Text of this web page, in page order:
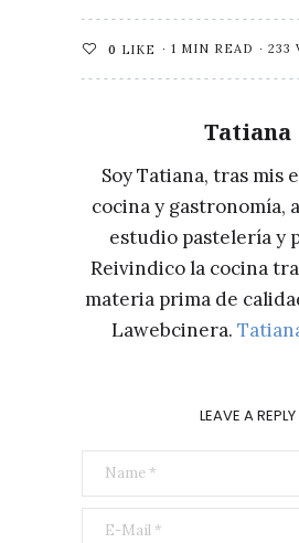
0 LIKE 1 MIN READ 233
Tatiana
Soy Tatiana, tras mis
cocina y gastronomía,
estudio pastelería y
Reivindico la cocina
materia prima de
Lawebcinera.
LEAVE A REPLY